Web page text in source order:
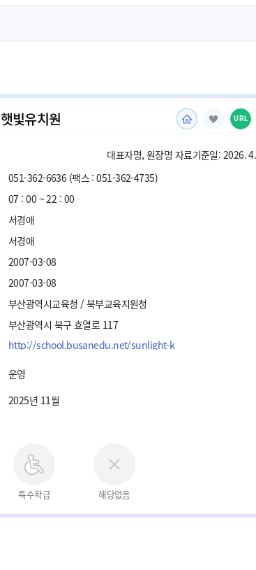
햇빛유치원 URL
대표자명, 원장명 자료기준일: 2026.
051-362-6636 (팩스 : 051-362-4735)
07 : 00 ~ 22 : 00
서경애
서경애
2007-03-08
2007-03-08
부산광역시교육청 / 북부교육지원청
부산광역시 북구 효열로 117
http://school.busanedu.net/sunlight-k
운영
2025년 11월
특수학급 해당없음